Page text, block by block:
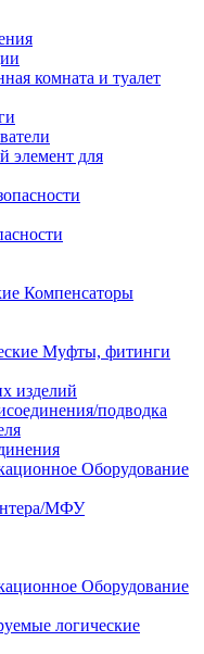
комната и туалет
элемент для
Компенсаторы
Муфты, фитинги
изделий
подводка
Оборудование
МФУ
Оборудование